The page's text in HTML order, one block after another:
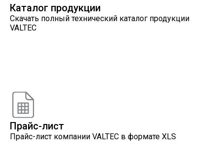
Каталог продукции
Скачать полный технический каталог продукции
VALTEC
Прайс-лист
Прайс-лист компании VALTEC в формате XLS